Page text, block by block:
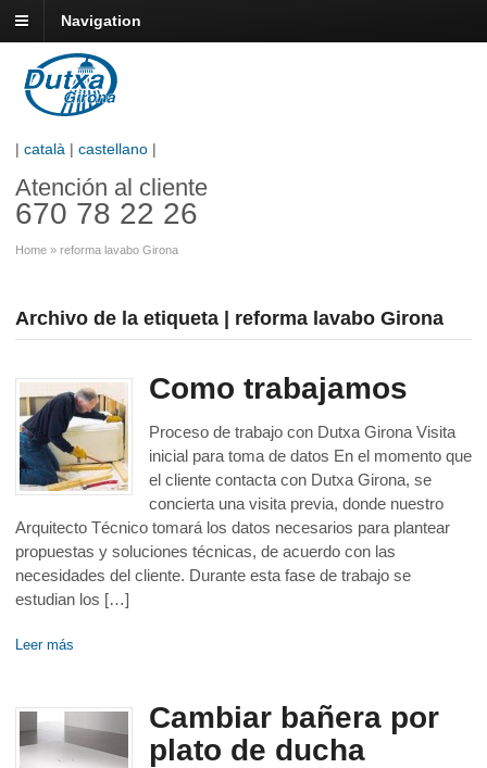
Navigation
| català | castellano |
Atención al cliente
670 78 22 26
Home » reforma lavabo Girona
Archivo de la etiqueta | reforma lavabo Girona
Como trabajamos
Proceso de trabajo con Dutxa Girona Visita
inicial para toma de datos En el momento que
el cliente contacta con Dutxa Girona, se
concierta una visita previa, donde nuestro
Arquitecto Técnico tomará los datos necesarios para plantear
propuestas y soluciones técnicas, de acuerdo con las
necesidades del cliente. Durante esta fase de trabajo se
estudian los […]
Leer más
Cambiar bañera por
plato de ducha